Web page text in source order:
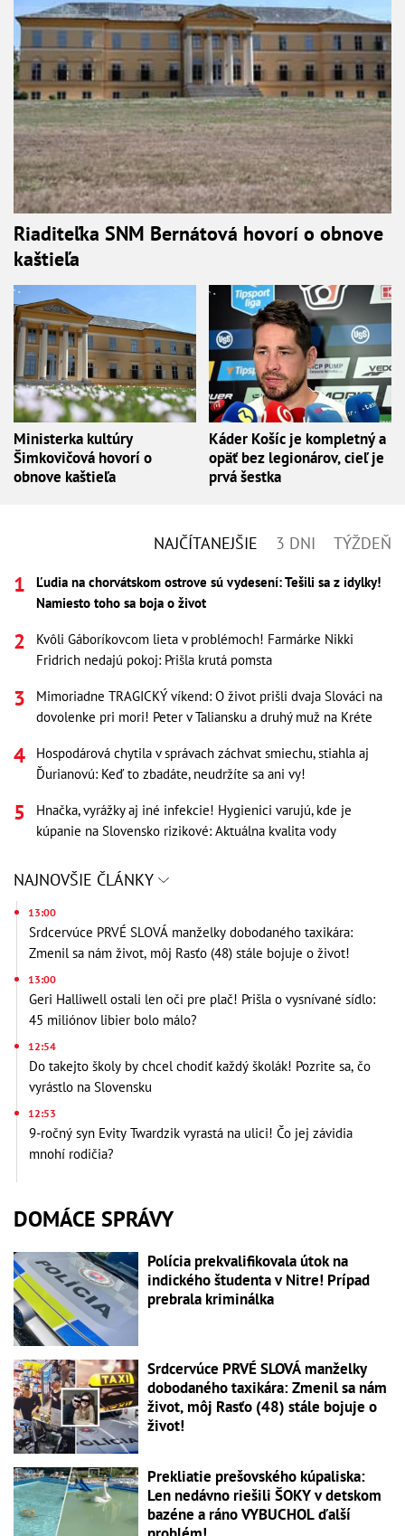
Riaditeľka SNM Bernátová hovorí o obnove
kaštieľa
Ministerka kultúry
Šimkovičová hovorí o
obnove kaštieľa
Káder Košíc je kompletný a
opäť bez legionárov, cieľ je
prvá šestka
NAJČÍTANEJŠIE 3 DNI TÝŽDEŇ
Ľudia na chorvátskom ostrove sú vydesení: Tešili sa z idylky!
Namiesto toho sa boja o život
Kvôli Gáboríkovcom lieta v problémoch! Farmárke Nikki
Fridrich nedajú pokoj: Prišla krutá pomsta
Mimoriadne TRAGICKÝ víkend: O život prišli dvaja Slováci na
dovolenke pri mori! Peter v Taliansku a druhý muž na Kréte
Hospodárová chytila v správach záchvat smiechu, stiahla aj
Ďurianovú: Keď to zbadáte, neudržíte sa ani vy!
Hnačka, vyrážky aj iné infekcie! Hygienici varujú, kde je
kúpanie na Slovensko rizikové: Aktuálna kvalita vody
NAJNOVŠIE ČLÁNKY
13:00
Srdcervúce PRVÉ SLOVÁ manželky dobodaného taxikára:
Zmenil sa nám život, môj Rasťo (48) stále bojuje o život!
13:00
Geri Halliwell ostali len oči pre plač! Prišla o vysnívané sídlo:
45 miliónov libier bolo málo?
12:54
Do takejto školy by chcel chodiť každý školák! Pozrite sa, čo
vyrástlo na Slovensku
12:53
9-ročný syn Evity Twardzik vyrastá na ulici! Čo jej závidia
mnohí rodičia?
DOMÁCE SPRÁVY
Polícia prekvalifikovala útok na
indického študenta v Nitre! Prípad
prebrala kriminálka
Srdcervúce PRVÉ SLOVÁ manželky
dobodaného taxikára: Zmenil sa nám
život, môj Rasťo (48) stále bojuje o
život!
Prekliatie prešovského kúpaliska:
Len nedávno riešili ŠOKY v detskom
bazéne a ráno VYBUCHOL ďalší